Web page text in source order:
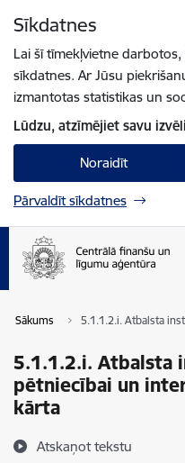
Sīkdatnes
Lai šī tīmekļvietne
sīkdatnes. Ar Jūsu
izmantotas statistikas un
Lūdzu, atzīmējiet savu
Noraidīt
Pārvaldīt sīkdatnes
Sākums 5.1.1.2.i. Atbalsta
5.1.1.2.i. Atbalsta
pētniecībai un
kārta
Atskaņot tekstu